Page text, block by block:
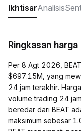
IkhtisarAnalisis
Ringkasan harga
Per 8 Agt 2026,
$697.15M, yang
24 jam terakhir.
volume trading 24
beredar dari BEAT
maksimum sebesar